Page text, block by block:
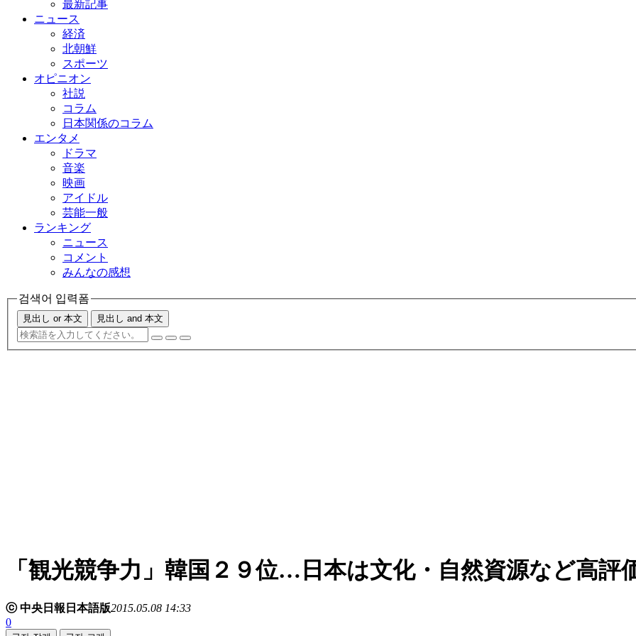
最新記事
ニュース
経済
北朝鮮
スポーツ
オピニオン
社説
コラム
日本関係のコラム
エンタメ
ドラマ
音楽
映画
アイドル
芸能一般
ランキング
ニュース
コメント
みんなの感想
검색어 입력폼
見出し or 本文 見出し and 本文
「観光競争力」韓国２９位…日本は文化・自然資源など高評
ⓒ 中央日報日本語版2015.05.08 14:33
0